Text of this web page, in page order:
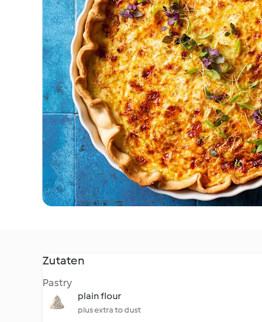
Zutaten
Pastry
plain flour
plus extra to dust